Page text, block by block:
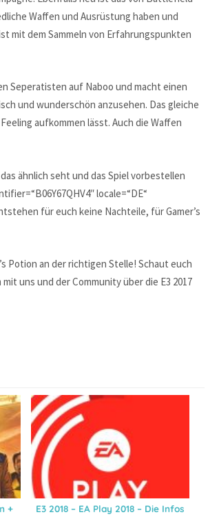
Waffen und Ausrüstung haben und
mit dem Sammeln von Erfahrungspunkten
Seperatisten auf Naboo und macht einen
und wunderschön anzusehen. Das gleiche
aufkommen lässt. Auch die Waffen
ähnlich seht und das Spiel vorbestellen
locale=“DE“
für euch keine Nachteile, für Gamer’s
Potion an der richtigen Stelle! Schaut euch
uns und der Community über die E3 2017
+
E3 2018 – EA Play 2018 – Die Infos